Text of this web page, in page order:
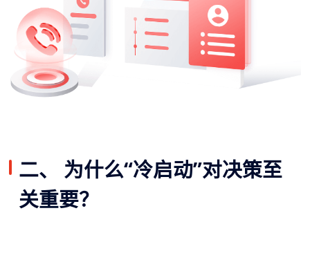
二、 为什么“冷启动”对决策至
关重要？